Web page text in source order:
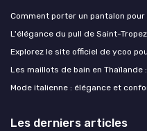
Comment porter un pantalon
L'élégance du pull de Saint-
Explorez le site officiel de ycoo
Les maillots de bain en
Mode italienne : élégance et
Les derniers articles